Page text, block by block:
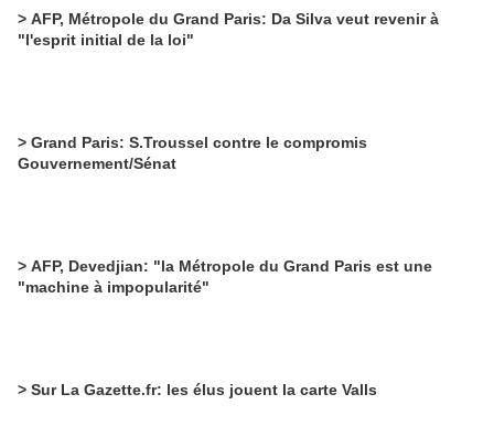
> AFP, Métropole du Grand Paris: Da Silva veut revenir à
"l'esprit initial de la loi"
> Grand Paris: S.Troussel contre le compromis
Gouvernement/Sénat
> AFP, Devedjian: "la Métropole du Grand Paris est une
"machine à impopularité"
> Sur La Gazette.fr: les élus jouent la carte Valls